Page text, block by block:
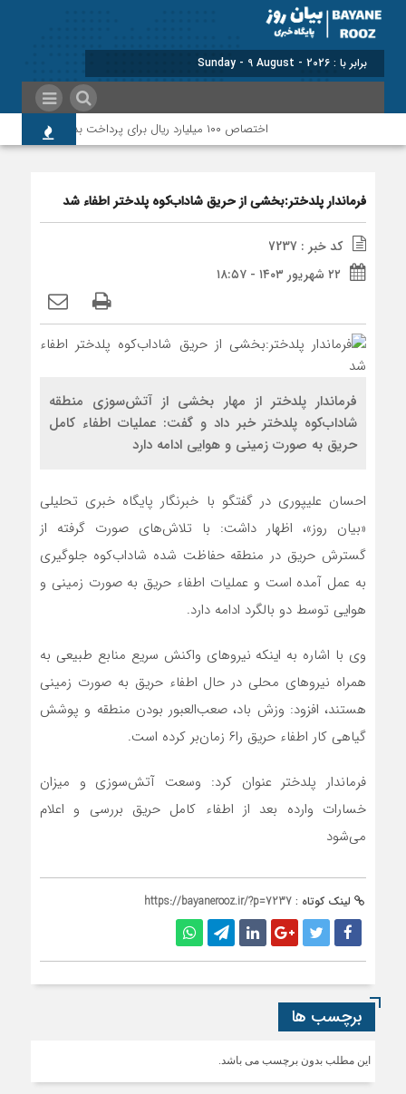
برابر با : Sunday - 9 August - 2026
اختصاص ۱۰۰ میلیارد ریال برای پرداخت بدهی‌های دارویی و ارتقای حوزه سلامت پلدختر
فرماندار پلدختر:بخشی از حریق شاداب‌کوه پلدختر اطفاء شد
کد خبر : 7237
۲۲ شهریور ۱۴۰۳ - ۱۸:۵۷
فرماندار پلدختر از مهار بخشی از آتش‌سوزی منطقه
شاداب‌کوه پلدختر خبر داد و گفت: عملیات اطفاء کامل
حریق به صورت زمینی و هوایی ادامه دارد
احسان علیپوری در گفتگو با خبرنگار پایگاه خبری تحلیلی
«بیان روز»، اظهار داشت: با تلاش‌های صورت گرفته از
گسترش حریق در منطقه حفاظت شده شاداب‌کوه جلوگیری
به عمل آمده است و عملیات اطفاء حریق به صورت زمینی و
هوایی توسط دو بالگرد ادامه دارد.
وی با اشاره به اینکه نیروهای واکنش سریع منابع طبیعی به
همراه نیروهای محلی در حال اطفاء حریق به صورت زمینی
هستند، افزود: وزش باد، صعب‌العبور بودن منطقه و پوشش
گیاهی کار اطفاء حریق را۶ زمان‌بر کرده است.
فرماندار پلدختر عنوان کرد: وسعت آتش‌سوزی و میزان
خسارات وارده بعد از اطفاء کامل حریق بررسی و اعلام
می‌شود
لینک کوتاه : https://bayanerooz.ir/?p=7237
برچسب ها
این مطلب بدون برچسب می باشد.